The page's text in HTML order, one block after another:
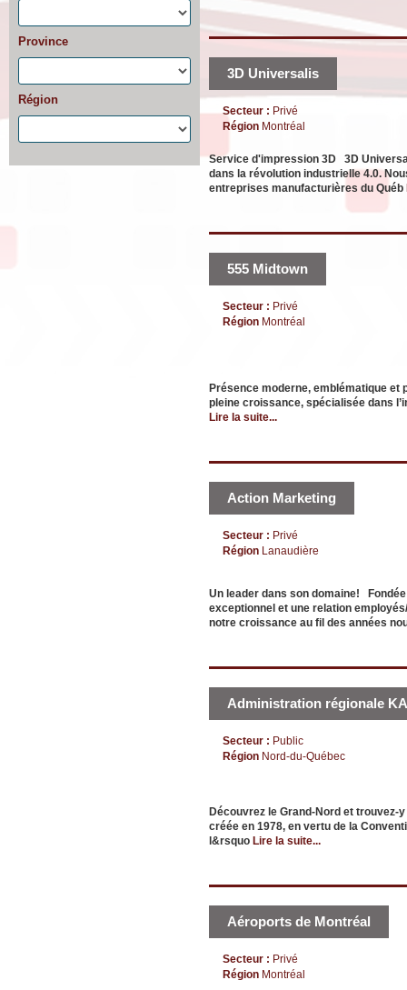
Province
Région
3D Universalis
Secteur : Privé
Région Montréal
Service d'impression 3D 3D
dans la révolution industrielle 4.0.
entreprises manufacturières du Québ
555 Midtown
Secteur : Privé
Région Montréal
Présence moderne, emblématique
pleine croissance, spécialisée dans
Lire la suite...
Action Marketing
Secteur : Privé
Région Lanaudière
Un leader dans son domaine!
exceptionnel et une relation
notre croissance au fil des années
Administration régionale
Secteur : Public
Région Nord-du-Québec
Découvrez le Grand-Nord et
créée en 1978, en vertu de la
l&rsquo Lire la suite...
Aéroports de Montréal
Secteur : Privé
Région Montréal